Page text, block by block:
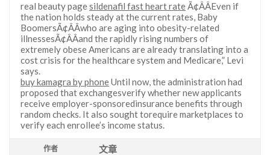
real beauty pagesildenafil fast heart rateÃ¢ÂÂEven if
the nation holds steady at the current rates, Baby
BoomersÃ¢ÂÂwho are aging into obesity-related
illnessesÃ¢ÂÂand the rapidly rising numbers of
extremely obese Americans are already translating into a
cost crisis for the healthcare system and Medicare,” Levi
says.
buy kamagra by phoneUntil now, the administration had
proposed that exchangesverify whether new applicants
receive employer-sponsoredinsurance benefits through
random checks. It also sought torequire marketplaces to
verify each enrollee’s income status.
作者 文章